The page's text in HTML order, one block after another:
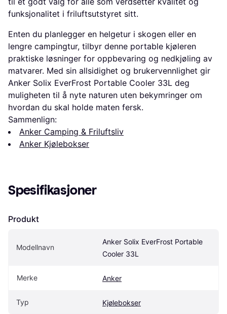
funksjonalitet i friluftsutstyret sitt.
Enten du planlegger en helgetur i skogen eller en
lengre campingtur, tilbyr denne portable kjøleren
praktiske løsninger for oppbevaring og nedkjøling av
matvarer. Med sin allsidighet og brukervennlighet gir
Anker Solix EverFrost Portable Cooler 33L deg
muligheten til å nyte naturen uten bekymringer om
hvordan du skal holde maten fersk.
Sammenlign:
Anker Camping & Friluftsliv
Anker Kjølebokser
Spesifikasjoner
Produkt
Modellnavn
Anker Solix EverFrost Portable
Cooler 33L
Merke Anker
Typ Kjølebokser